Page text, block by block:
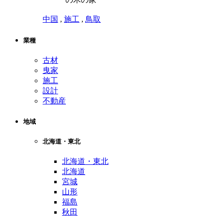
中国 , 施工 , 鳥取
業種
古材
曳家
施工
設計
不動産
地域
北海道・東北
北海道・東北
北海道
宮城
山形
福島
秋田